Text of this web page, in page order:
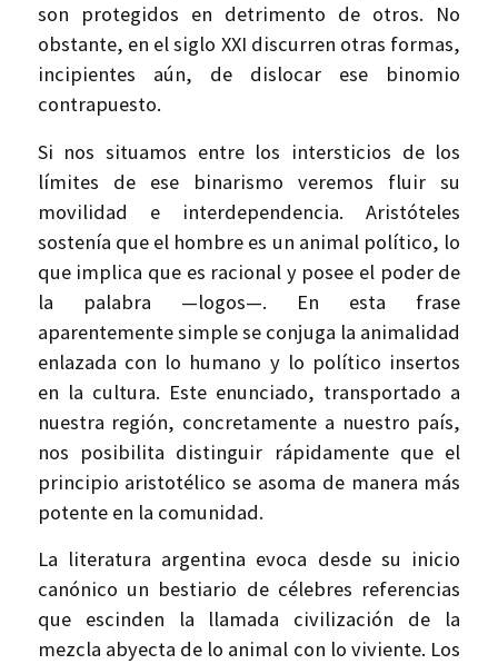
son protegidos en detrimento de otros. No
obstante, en el siglo XXI discurren otras formas,
incipientes aún, de dislocar ese binomio
contrapuesto.
Si nos situamos entre los intersticios de los
límites de ese binarismo veremos fluir su
movilidad e interdependencia. Aristóteles
sostenía que el hombre es un animal político, lo
que implica que es racional y posee el poder de
la palabra —logos—. En esta frase
aparentemente simple se conjuga la animalidad
enlazada con lo humano y lo político insertos
en la cultura. Este enunciado, transportado a
nuestra región, concretamente a nuestro país,
nos posibilita distinguir rápidamente que el
principio aristotélico se asoma de manera más
potente en la comunidad.
La literatura argentina evoca desde su inicio
canónico un bestiario de célebres referencias
que escinden la llamada civilización de la
mezcla abyecta de lo animal con lo viviente. Los